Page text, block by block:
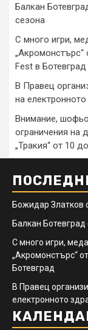
Балкан
сезона
С много игри,
„Акромонстърс“
Fest в Ботевград
В Правец
на
Внимание,
ограничения на
„Тракия“ от 10
Божидар Златков
Балкан
С много игри,
„Акромонстърс“
Ботевград
В Правец
електронното